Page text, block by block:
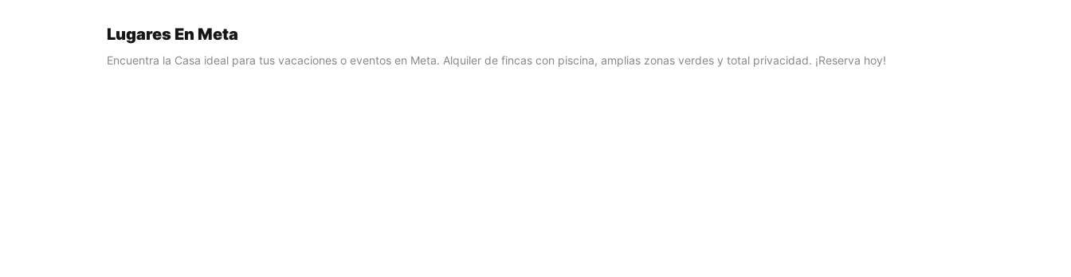
Lugares En Meta
Encuentra la Casa ideal para tus vacaciones o eventos en Meta. Alquiler de fincas con piscina, amplias zonas verdes y total privacidad. ¡Reserva hoy!